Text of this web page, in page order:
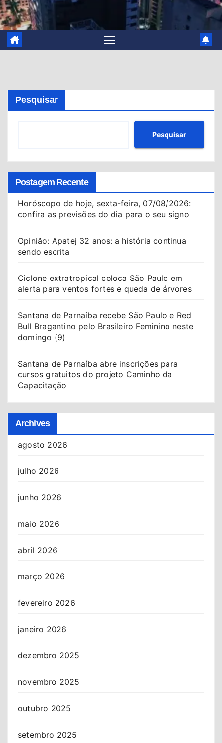
Pesquisar
Pesquisar
Postagem Recente
Horóscopo de hoje, sexta-feira, 07/08/2026:
confira as previsões do dia para o seu signo
Opinião: Apatej 32 anos: a história continua
sendo escrita
Ciclone extratropical coloca São Paulo em
alerta para ventos fortes e queda de árvores
Santana de Parnaíba recebe São Paulo e Red
Bull Bragantino pelo Brasileiro Feminino neste
domingo (9)
Santana de Parnaíba abre inscrições para
cursos gratuitos do projeto Caminho da
Capacitação
Archives
agosto 2026
julho 2026
junho 2026
maio 2026
abril 2026
março 2026
fevereiro 2026
janeiro 2026
dezembro 2025
novembro 2025
outubro 2025
setembro 2025